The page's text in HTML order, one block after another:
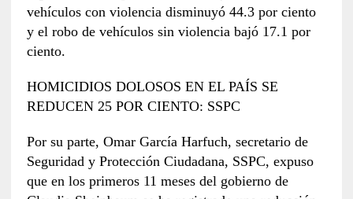
vehículos con violencia disminuyó 44.3 por ciento
y el robo de vehículos sin violencia bajó 17.1 por
ciento.
HOMICIDIOS DOLOSOS EN EL PAÍS SE
REDUCEN 25 POR CIENTO: SSPC
Por su parte, Omar García Harfuch, secretario de
Seguridad y Protección Ciudadana, SSPC, expuso
que en los primeros 11 meses del gobierno de